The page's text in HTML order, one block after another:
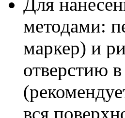
методами:
маркер) и
отверстию
вся